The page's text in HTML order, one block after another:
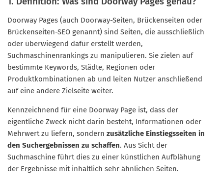
Doorway Pages (auch Doorway-Seiten, Brückenseiten oder
Brückenseiten-SEO genannt) sind Seiten, die ausschließlich
oder überwiegend dafür erstellt werden,
Suchmaschinenrankings zu manipulieren. Sie zielen auf
bestimmte Keywords, Städte, Regionen oder
Produktkombinationen ab und leiten Nutzer anschließend
auf eine andere Zielseite weiter.
Kennzeichnend für eine Doorway Page ist, dass der
eigentliche Zweck nicht darin besteht, Informationen oder
Mehrwert zu liefern, sondern zusätzliche Einstiegsseiten in
den Suchergebnissen zu schaffen. Aus Sicht der
Suchmaschine führt dies zu einer künstlichen Aufblähung
der Ergebnisse mit inhaltlich sehr ähnlichen Seiten.